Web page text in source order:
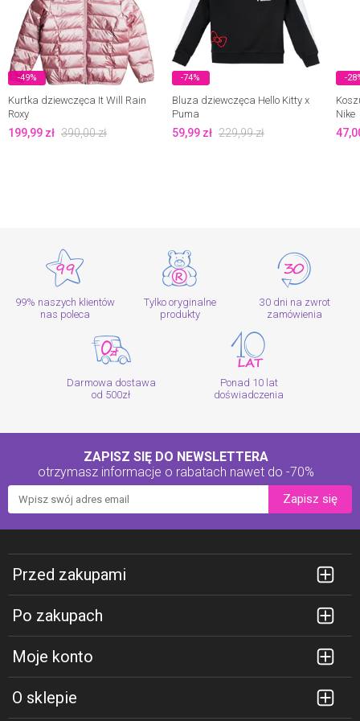
-49%
Kurtka dziewczęca It Will Rain
Roxy
199,99 zł 390,00zł
-74%
Bluza dziewczęca Hello Kitty x
Puma
59,99zł 229,99zł
-
Nike
99% naszych klientów
nas poleca
Tylko oryginalne
produkty
30 dni na zwrot
zamówienia
Darmowa dostawa
od 500zł
Ponad 10 lat
doświadczenia
ZAPISZ SIĘ DO NEWSLETTERA
otrzymasz informacje o rabatach nawet do -70%
Zapisz się
Przed zakupami
Po zakupach
Moje konto
O sklepie